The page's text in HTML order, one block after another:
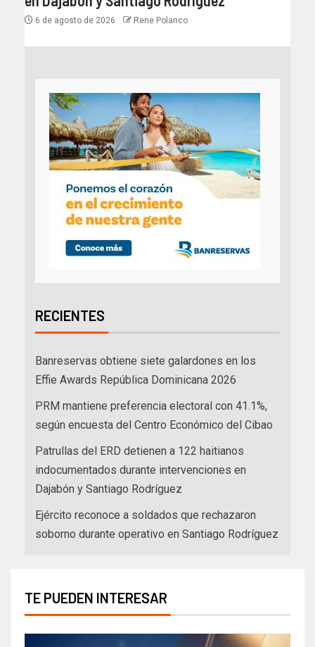
6 de agosto de 2026 Rene Polanco
RECIENTES
Banreservas obtiene siete galardones en los
Effie Awards República Dominicana 2026
PRM mantiene preferencia electoral con 41.1%,
según encuesta del Centro Económico del Cibao
Patrullas del ERD detienen a 122 haitianos
indocumentados durante intervenciones en
Dajabón y Santiago Rodríguez
Ejército reconoce a soldados que rechazaron
soborno durante operativo en Santiago Rodríguez
TE PUEDEN INTERESAR